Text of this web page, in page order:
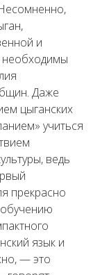
и
необходимы
Даже
цыганских
учиться
ведь
прекрасно
язык и
— это